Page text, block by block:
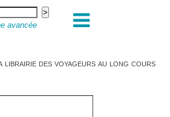
avancée
librairie des voyageurs au long cours